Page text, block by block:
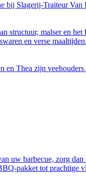
bij Slagerij-Traiteur Van
structuur, malser en
en verse
Thea zijn
uw barbecue, zorg
pakket tot prachtige